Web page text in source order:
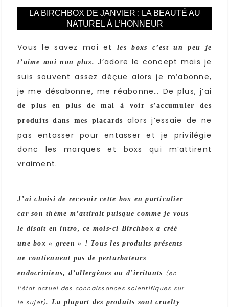
LA BIRCHBOX DE JANVIER : LA BEAUTÉ AU
NATUREL À L’HONNEUR
Vous le savez moi etles boxs c’est un peu je
t’aime moi non plus. J’adore le concept mais je
suis souvent assez déçue alors je m’abonne,
je me désabonne, me réabonne… De plus, j’ai
de plus en plus de mal à voir s’accumuler des
produits dans mes placards
alors j’essaie de ne
pas entasser pour entasser et je privilégie
donc les marques et boxs qui m’attirent
vraiment.
J’ai choisi de recevoir cette box en particulier
car son thème m’attirait puisque comme je vous
le disait en intro, ce mois-ci Birchbox a créé
une box « green » ! Tous les produits présents
ne contiennent pas de perturbateurs
endocriniens, d’allergènes ou d’irritants (en
l’état actuel des connaissances scientifiques sur
le sujet). La plupart des produits sont cruelty